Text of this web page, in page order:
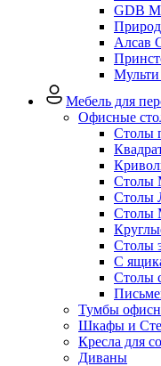
GDB
Алсав
Мебель для
Офисные
Столы
Столы
Столы
Столы
Столы
С
Столы
Тумбы
Шкафы и
Кресла для
Диваны